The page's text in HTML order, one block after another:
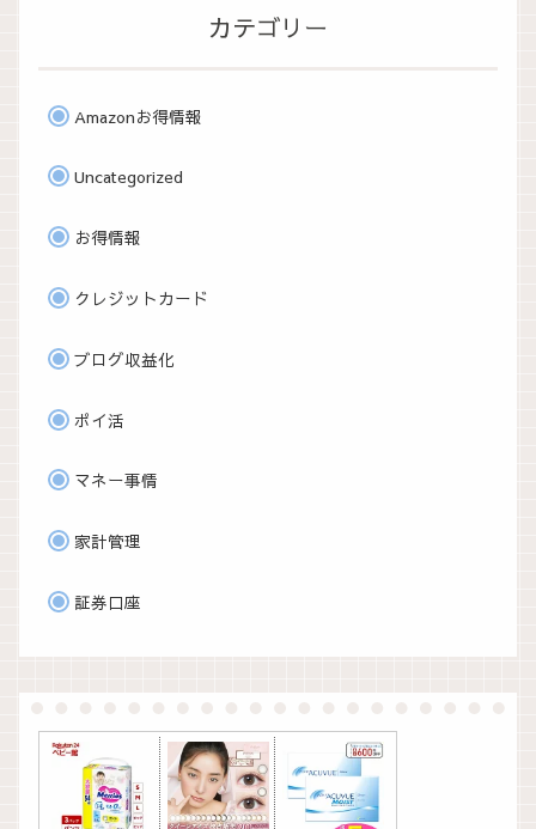
カテゴリー
Amazonお得情報
Uncategorized
お得情報
クレジットカード
ブログ収益化
ポイ活
マネー事情
家計管理
証券口座